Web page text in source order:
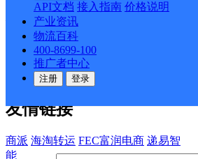
API文档 接入指南 价格说明
产业资讯
物流百科
400-8699-100
推广者中心
注册 登录
关于我们
公司介绍 企业动态
合作伙伴 快递鸟接口服务协议
户隐私政策
友情链接
商派 海淘转运 FEC富润电商 递易智
能